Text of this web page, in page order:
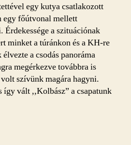
egy kutya csatlakozott
egy főútvonal mellett
a szituációnak
minket a túránkon és a KH-re
a csodás panoráma
megérkezve továbbra is
szívünk magára hagyni.
így vált ,,Kolbász” a csapatunk